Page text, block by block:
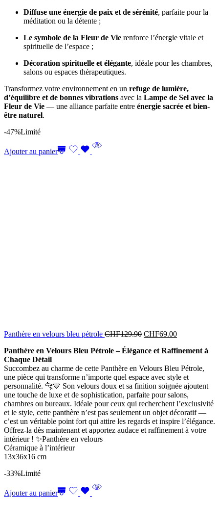
Diffuse une énergie de paix et de sérénité, parfaite pour la
méditation ou la détente ;
Le symbole de la Fleur de Vie renforce l’énergie vitale et
spirituelle de l’espace ;
Décoration spirituelle et élégante, idéale pour les chambres,
salons ou espaces thérapeutiques.
Transformez votre environnement en un refuge de lumière,
d’équilibre et de bonnes vibrations avec la Lampe de Sel avec la
Fleur de Vie — une alliance parfaite entre énergie sacrée et bien-
être naturel.
-47%Limité
Ajouter au panier
Panthère en velours bleu pétrole CHF129.90 CHF69.00
Panthère en Velours Bleu Pétrole – Élégance et Raffinement à
Chaque Détail
Succombez au charme de cette Panthère en Velours Bleu Pétrole,
une pièce qui transforme n’importe quel espace avec style et
personnalité. 🐆💙 Son velours doux et sa finition soignée ajoutent
une touche de luxe et de sophistication, parfaite pour salons,
chambres ou bureaux. Idéale pour ceux qui recherchent l’exclusivité
et le style, cette panthère n’est pas seulement un objet décoratif —
c’est un véritable point fort qui attire les regards et inspire l’élégance.
Offrez-la dès maintenant et apportez audace et raffinement à votre
intérieur ! ✨Panthère en velours
Céramique à l’intérieur
13x36x16 cm
-33%Limité
Ajouter au panier